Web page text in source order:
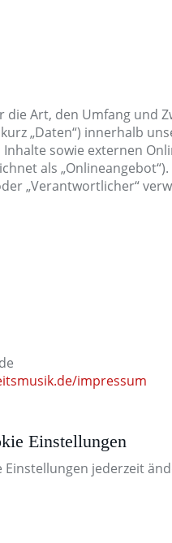
Art, den Umfang und
„Daten“) innerhalb
sowie externen
als
„Verantwortlicher“
impressum
Einstellungen
jederzeit